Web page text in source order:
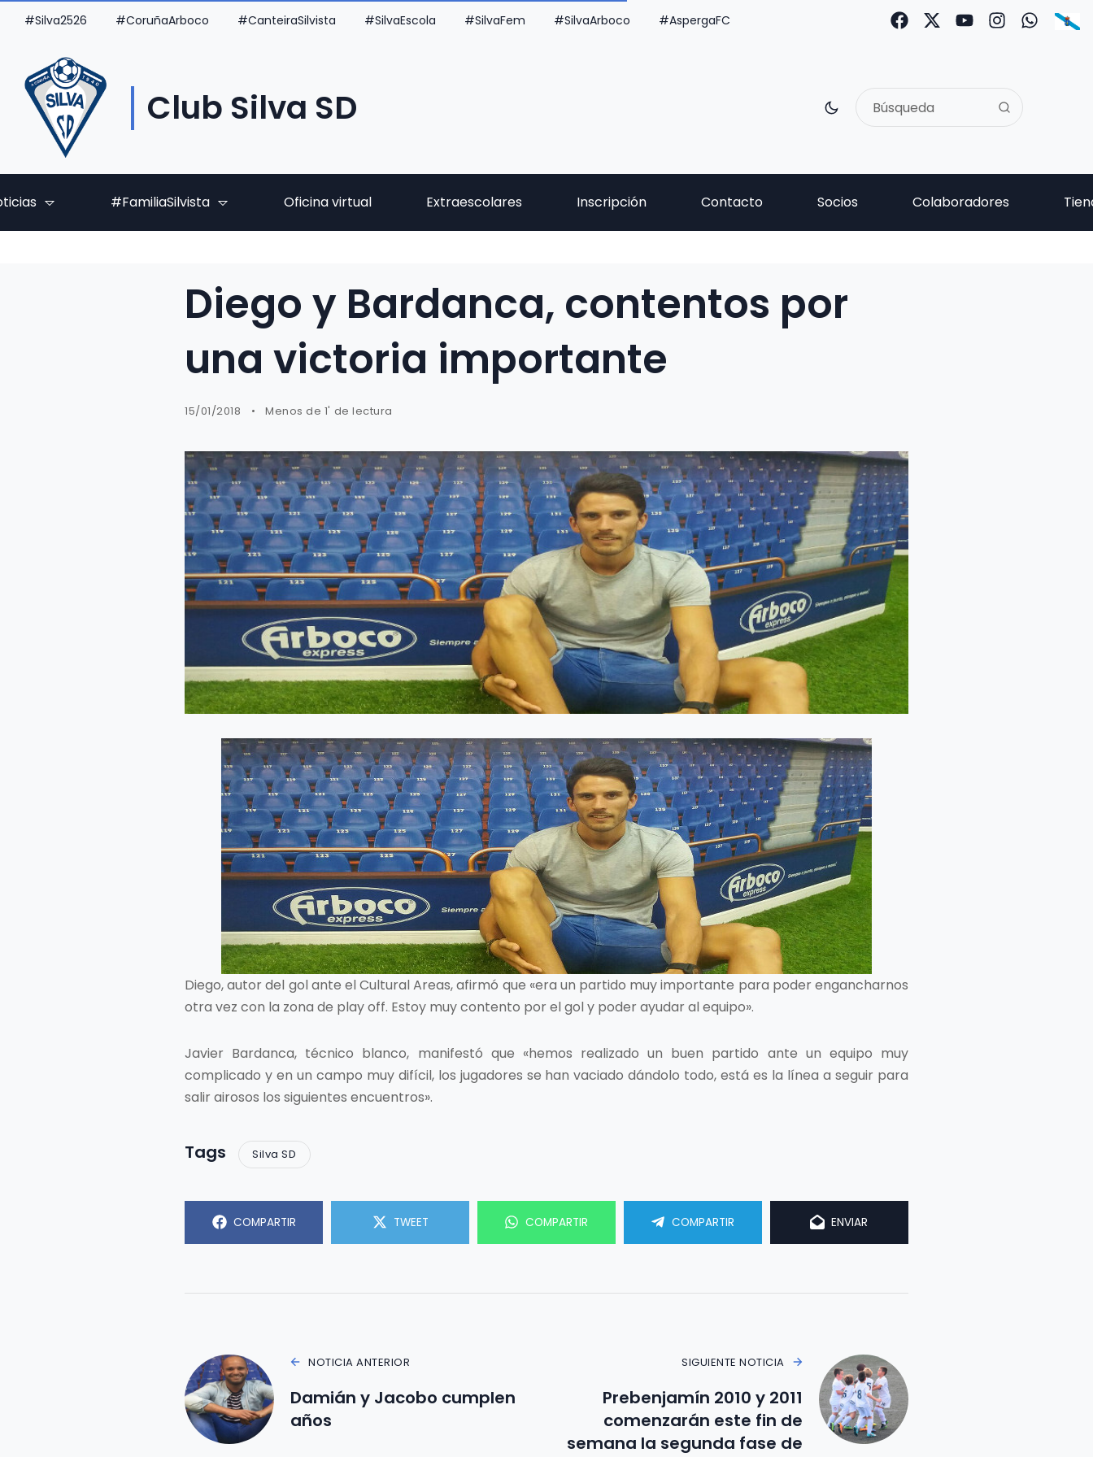
#Silva2526 #CoruñaArboco #CanteiraSilvista #SilvaEscola #SilvaFem #SilvaArboco #AspergaFC
Club Silva SD
#FamiliaSilvista Oficina virtual Extraescolares Inscripción Contacto Socios Colaboradores
Diego y Bardanca, contentos por
una victoria importante
15/01/2018 Menos de 1' de lectura
Diego, autor del gol ante el Cultural Areas, afirmó que «era un partido muy importante para poder engancharnos
otra vez con la zona de play off. Estoy muy contento por el gol y poder ayudar al equipo».
Javier Bardanca, técnico blanco, manifestó que «hemos realizado un buen partido ante un equipo muy
complicado y en un campo muy difícil, los jugadores se han vaciado dándolo todo, está es la línea a seguir para
salir airosos los siguientes encuentros».
Tags Silva SD
COMPARTIR TWEET COMPARTIR COMPARTIR ENVIAR
NOTICIA ANTERIOR
Damián y Jacobo cumplen
años
SIGUIENTE NOTICIA
Prebenjamín 2010 y 2011
comenzarán este fin de
semana la segunda fase de